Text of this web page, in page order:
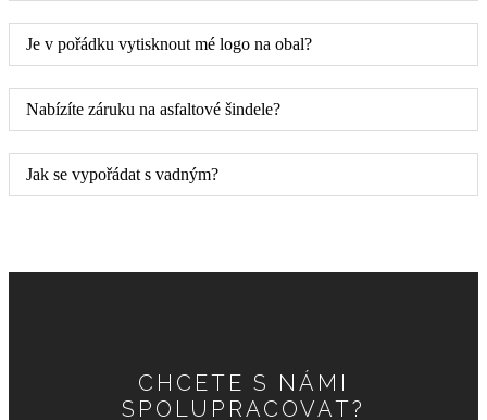
Je v pořádku vytisknout mé logo na obal?
Nabízíte záruku na asfaltové šindele?
Jak se vypořádat s vadným?
CHCETE S NÁMI
SPOLUPRACOVAT?